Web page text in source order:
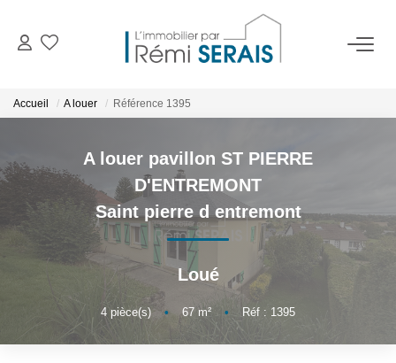
VENDRE
BIENS VENDUS
ADMINISTRATION DE BIENS
Gestion
Accueil A louer Référence 1395
A louer pavillon ST PIERRE
D'ENTREMONT
Saint pierre d entremont
Loué
4 pièce(s) • 67 m² • Réf : 1395